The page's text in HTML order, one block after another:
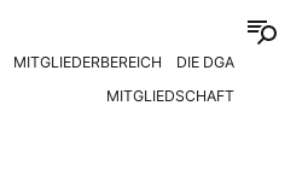
MITGLIEDERBEREICH
DIE DGA
MITGLIEDSCHAFT